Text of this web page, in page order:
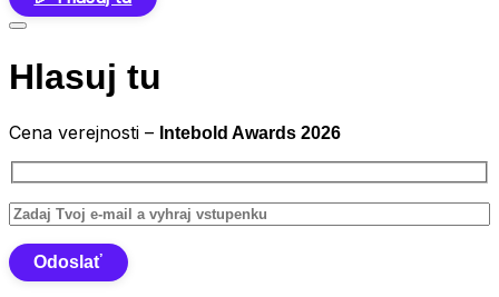
Hlasuj tu
Cena verejnosti – Intebold Awards 2026